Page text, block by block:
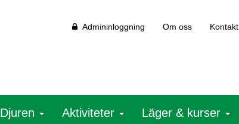
Admininloggning Om oss Kontakt
Djuren Aktiviteter Läger & kurser